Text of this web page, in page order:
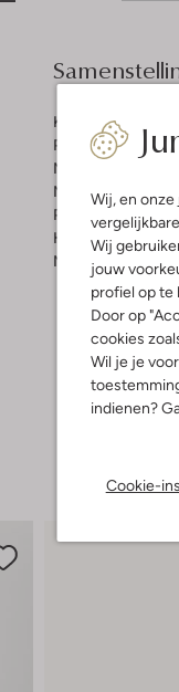
Wij, en onze
Wij
jouw
profiel op te
Door op
cookies
Wil je je
indienen?
Cookie-
Kleur:
Blauw
Patroon:Geprint
Materiaal:
Pasvorm:
Halslijn:Rond
Mouwlengte: